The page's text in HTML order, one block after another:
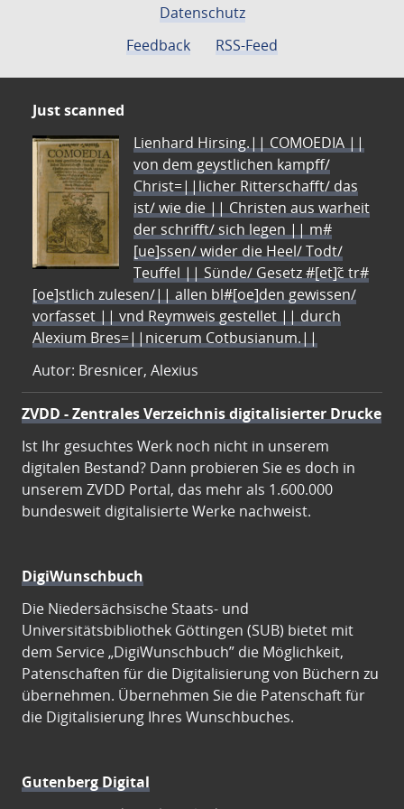
Datenschutz
Feedback
RSS-Feed
Just scanned
Lienhard Hirsing.|| COMOEDIA ||
von dem geystlichen kampff/
Christ=||licher Ritterschafft/ das
ist/ wie die || Christen aus warheit
der schrifft/ sich legen || m#
[ue]ssen/ wider die Heel/ Todt/
Teuffel || Sünde/ Gesetz #[et]c̃ tr#
[oe]stlich zulesen/|| allen bl#[oe]den gewissen/
vorfasset || vnd Reymweis gestellet || durch
Alexium Bres=||nicerum Cotbusianum.||
Autor: Bresnicer, Alexius
ZVDD - Zentrales Verzeichnis digitalisierter Drucke
Ist Ihr gesuchtes Werk noch nicht in unserem
digitalen Bestand? Dann probieren Sie es doch in
unserem ZVDD Portal, das mehr als 1.600.000
bundesweit digitalisierte Werke nachweist.
DigiWunschbuch
Die Niedersächsische Staats- und
Universitätsbibliothek Göttingen (SUB) bietet mit
dem Service „DigiWunschbuch” die Möglichkeit,
Patenschaften für die Digitalisierung von Büchern zu
übernehmen. Übernehmen Sie die Patenschaft für
die Digitalisierung Ihres Wunschbuches.
Gutenberg Digital